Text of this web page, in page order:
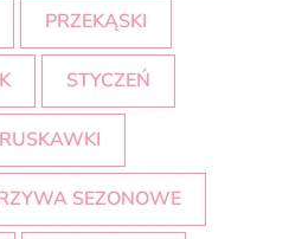
PRZEKĄSKI
STYCZEŃ
SEZONOWE